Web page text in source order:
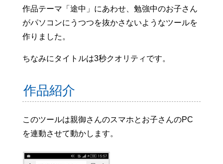
作品テーマ「途中」にあわせ、勉強中のお子さん
がパソコンにうつつを抜かさないようなツールを
作りました。
ちなみにタイトルは3秒クオリティです。
作品紹介
このツールは親御さんのスマホとお子さんのPC
を連動させて動かします。